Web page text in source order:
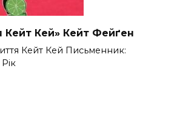
Кейт Кей» Кейт Фейґен
Кейт Кей Письменник: